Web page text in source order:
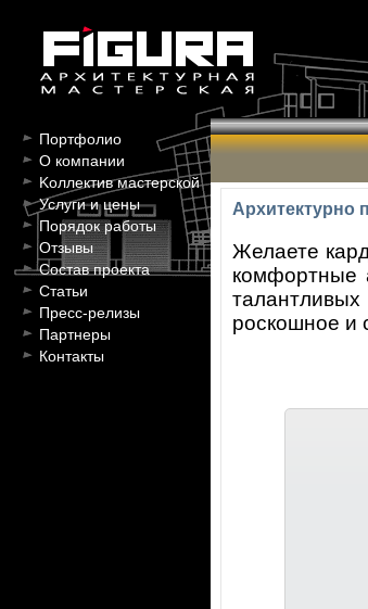
Портфолио
О компании
Kоллектив мастерской
Услуги и цены
Порядок работы
Отзывы
Состав проекта
Статьи
Пресс-релизы
Партнеры
Контакты
Архитектурно
Желаете
комфортные
роскошное и